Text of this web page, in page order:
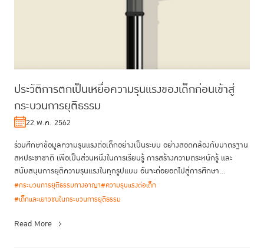
ประวัติการตกเป็นเหยื่อความรุนแรงของเด็กก่อนเข้าสู่
กระบวนการยุติธรรม
22 พ.ค. 2562
ร่วมศึกษาข้อมูลความรุนแรงต่อเด็กอย่างเป็นระบบ อย่างสอดคล้องกับมาตรฐาน
สหประชาชาติ เพื่อเป็นส่วนหนึ่งในการเรียนรู้ การสร้างความตระหนักรู้ และ
สนับสนุนการยุติความรุนแรงในทุกรูปแบบ อันจะต่อยอดไปสู่การศึกษา...
#กระบวนการยุติธรรมทางอาญา#ความรุนแรงต่อเด็ก
#เด็กและเยาวชนในกระบวนการยุติธรรม
Read More